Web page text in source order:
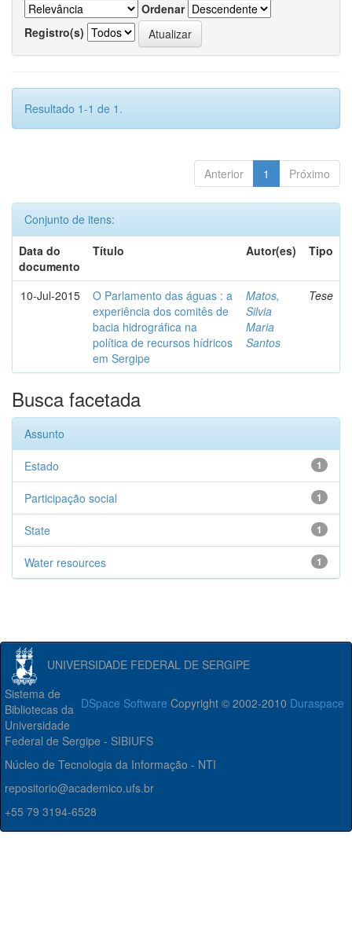
Ordenar
Registro(s)
Resultado 1-1 de 1.
Anterior 1 Próximo
Conjunto de itens:
Data do
documento
Título Autor(es) Tipo
10-Jul-2015
O Parlamento das águas : a
experiência dos comitês de
bacia hidrográfica na
política de recursos hídricos
em Sergipe
Matos,
Silvia
Maria
Santos
Tese
Busca facetada
Assunto
1
Estado
1
Participação social
1
State
1
Water resources
UNIVERSIDADE FEDERAL DE SERGIPE
DSpace Software Copyright © 2002-2010 Duraspace
Sistema de
Bibliotecas da
Universidade
Federal de Sergipe - SIBIUFS
Núcleo de Tecnologia da Informação - NTI
repositorio@academico.ufs.br
+55 79 3194-6528